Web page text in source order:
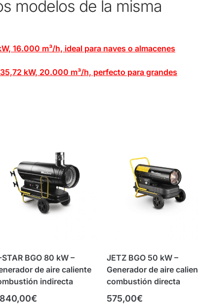
modelos de la misma
16.000 m³/h, ideal para naves o almacenes
kW, 20.000 m³/h, perfecto para grandes
BGO 80 kW –
de aire caliente
indirecta
€
JETZ BGO 50 kW –
Generador de aire
combustión directa
575,00€